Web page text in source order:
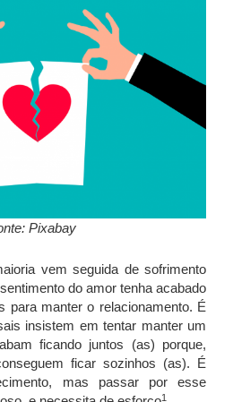
Pixabay
vem seguida de sofrimento
do amor tenha acabado
para manter o relacionamento. É
insistem em tentar manter um
ficando juntos (as) porque,
ficar sozinhos (as). É
mas passar por esse
1